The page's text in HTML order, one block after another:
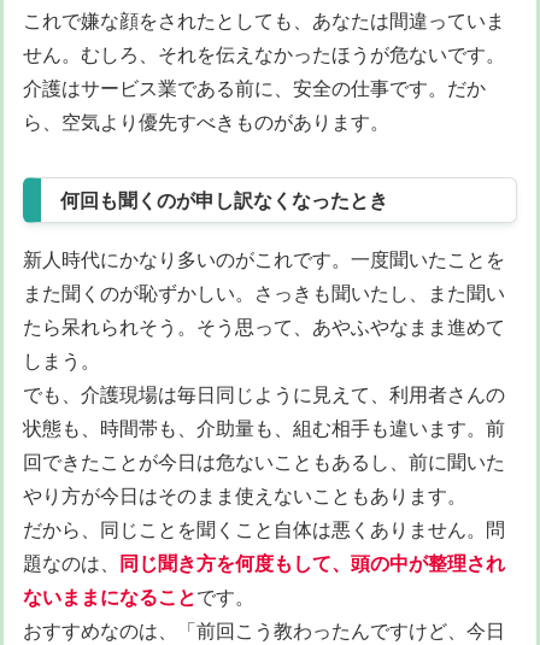
これで嫌な顔をされたとしても、あなたは間違っていま
せん。むしろ、それを伝えなかったほうが危ないです。
介護はサービス業である前に、安全の仕事です。だか
ら、空気より優先すべきものがあります。
何回も聞くのが申し訳なくなったとき
新人時代にかなり多いのがこれです。一度聞いたことを
また聞くのが恥ずかしい。さっきも聞いたし、また聞い
たら呆れられそう。そう思って、あやふやなまま進めて
しまう。
でも、介護現場は毎日同じように見えて、利用者さんの
状態も、時間帯も、介助量も、組む相手も違います。前
回できたことが今日は危ないこともあるし、前に聞いた
やり方が今日はそのまま使えないこともあります。
だから、同じことを聞くこと自体は悪くありません。問
題なのは、 同じ聞き方を何度もして、頭の中が整理され
ないままになることです。
おすすめなのは、「前回こう教わったんですけど、今日